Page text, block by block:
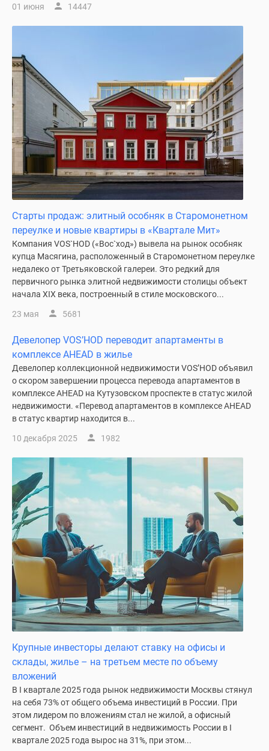
Ипотечный
калькулятор
Семейная
ипотека
Военная
ипотека
Банки
программы
Медиа
Новости
недвижимости
Мнение
эксперта
Аналитика
рынка
Покупателю
новостроек
авторы
проекте
Контакты
Реклама
Машино-
места
Апартаменты
#траншевая
ипотека
#рассрочка
ипотека
Квартиры
скидками
41%
Видео
360°
новостроек
Субсидированная
застройщиком
01 июня 14447
Старты продаж: элитный особняк в Старомонетном
переулке и новые квартиры в «Квартале Мит»
Компания VOS`HOD («Вос`ход») вывела на рынок особняк
купца Масягина, расположенный в Старомонетном переулке
недалеко от Третьяковской галереи. Это редкий для
первичного рынка элитной недвижимости столицы объект
начала XIX века, построенный в стиле московского...
23 мая 5681
Девелопер VOS’HOD переводит апартаменты в
комплексе AHEAD в жилье
Девелопер коллекционной недвижимости VOS’HOD объявил
о скором завершении процесса перевода апартаментов в
комплексе AHEAD на Кутузовском проспекте в статус жилой
недвижимости. «Перевод апартаментов в комплексе AHEAD
в статус квартир находится в...
10 декабря 2025 1982
Крупные инвесторы делают ставку на офисы и
склады, жилье – на третьем месте по объему
вложений
В I квартале 2025 года рынок недвижимости Москвы стянул
на себя 73% от общего объема инвестиций в России. При
этом лидером по вложениям стал не жилой, а офисный
сегмент. Объем инвестиций в недвижимость России в I
квартале 2025 года вырос на 31%, при этом...